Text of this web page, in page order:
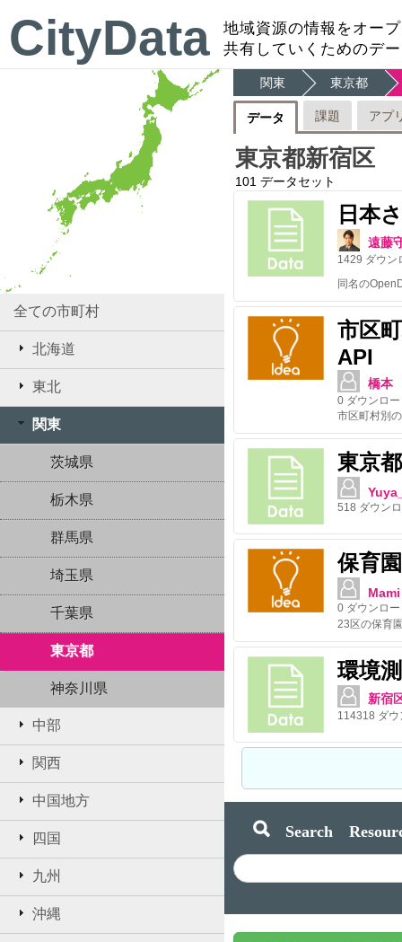
CityData
地域資源の情報をオー
共有していくためのデ
全ての市町村
北海道
東北
関東
茨城県
栃木県
群馬県
埼玉県
千葉県
東京都
神奈川県
中部
関西
中国地方
四国
九州
沖縄
関東 東京都
データ 課題 アプ
東京都新宿区
101 データセット
日本
遠藤
1429 ダウン
市区
API
橋本
0 ダウンロ
東京
518 ダウン
保育
0 ダウンロ
23区の保育
環境
新宿
114318 ダ
Search